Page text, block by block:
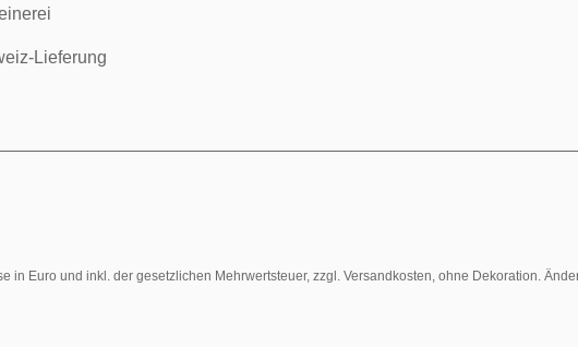
Lieferung
in Euro und inkl. der gesetzlichen Mehrwertsteuer, zzgl. Versandkosten, ohne Dekoration.